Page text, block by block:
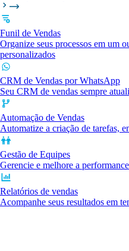
Funil de Vendas
Organize seus processos em um
personalizados
CRM de Vendas por WhatsApp
Seu CRM de vendas sempre
Automação de Vendas
Automatize a criação de tarefas,
Gestão de Equipes
Gerencie e melhore a
Relatórios de vendas
Acompanhe seus resultados em